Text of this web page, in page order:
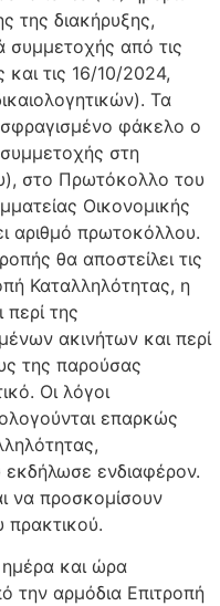
της διακήρυξης,
συμμετοχής από τις
τις 16/10/2024,
Τα
σφραγισμένο φάκελο ο
στη
στο Πρωτόκολλο του
Οικονομικής
αριθμό πρωτοκόλλου.
θα αποστείλει τις
Καταλληλότητας, η
περί της
ακινήτων και περί
της παρούσας
Οι λόγοι
επαρκώς
εκδήλωσε ενδιαφέρον.
να προσκομίσουν
ημέρα και ώρα
την αρμόδια Επιτροπή